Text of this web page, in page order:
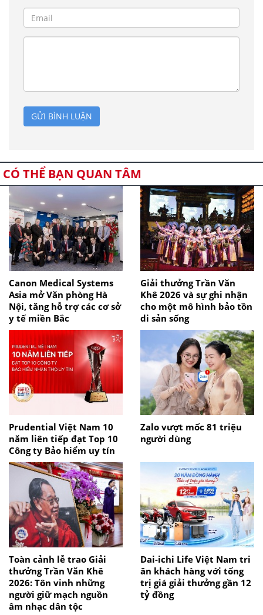
GỬI BÌNH LUẬN
CÓ THỂ BẠN QUAN TÂM
Canon Medical Systems
Asia mở Văn phòng Hà
Nội, tăng hỗ trợ các cơ sở
y tế miền Bắc
Giải thưởng Trần Văn
Khê 2026 và sự ghi nhận
cho một mô hình bảo tồn
di sản sống
Prudential Việt Nam 10
năm liên tiếp đạt Top 10
Công ty Bảo hiểm uy tín
Zalo vượt mốc 81 triệu
người dùng
Toàn cảnh lễ trao Giải
thưởng Trần Văn Khê
2026: Tôn vinh những
người giữ mạch nguồn
âm nhạc dân tộc
Dai-ichi Life Việt Nam tri
ân khách hàng với tổng
trị giá giải thưởng gần 12
tỷ đồng